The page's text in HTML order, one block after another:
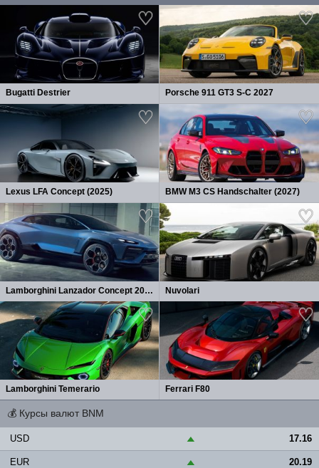
Bugatti Destrier Porsche 911 GT3 S-C 2027
Lexus LFA Concept (2025) BMW M3 CS Handschalter (2027)
Lamborghini Lanzador Concept 2026 Nuvolari
Lamborghini Temerario Ferrari F80
💰 Курсы валют BNM
USD ▲ 17.16
EUR ▲ 20.19